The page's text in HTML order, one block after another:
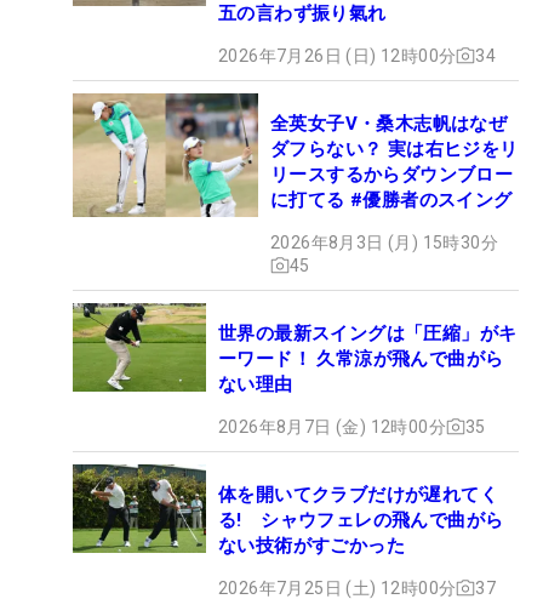
五の言わず振り氣れ
2026年7月26日 (日) 12時00分 34
全英女子V・桑木志帆はなぜ
ダフらない？ 実は右ヒジをリ
リースするからダウンブロー
に打てる #優勝者のスイング
2026年8月3日 (月) 15時30分
45
世界の最新スイングは「圧縮」がキ
ーワード！ 久常涼が飛んで曲がら
ない理由
2026年8月7日 (金) 12時00分 35
体を開いてクラブだけが遅れてく
る! シャウフェレの飛んで曲がら
ない技術がすごかった
2026年7月25日 (土) 12時00分 37